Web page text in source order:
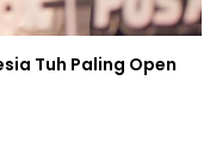
Tuh Paling Open